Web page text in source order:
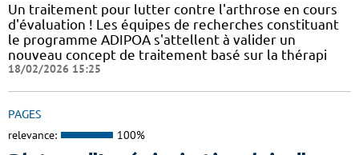
Un traitement pour lutter contre l'arthrose en cours
d'évaluation ! Les équipes de recherches constituant
le programme ADIPOA s'attellent à valider un
nouveau concept de traitement basé sur la thérapi
18/02/2026 15:25
PAGES
relevance: 100%